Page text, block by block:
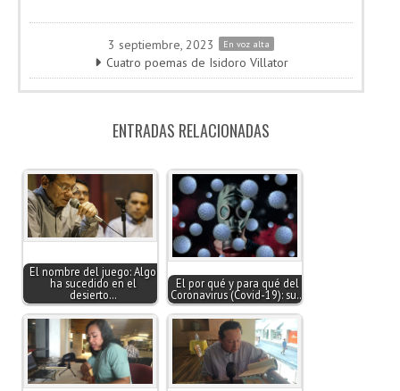
3 septiembre, 2023 En voz alta
Cuatro poemas de Isidoro Villator
ENTRADAS RELACIONADAS
El nombre del juego: Algo
ha sucedido en el
desierto…
El por qué y para qué del
Coronavirus (Covid-19): su…